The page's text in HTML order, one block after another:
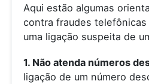
Aqui estão algumas
contra fraudes
uma ligação suspeita de
1. Não atenda números
ligação de um número